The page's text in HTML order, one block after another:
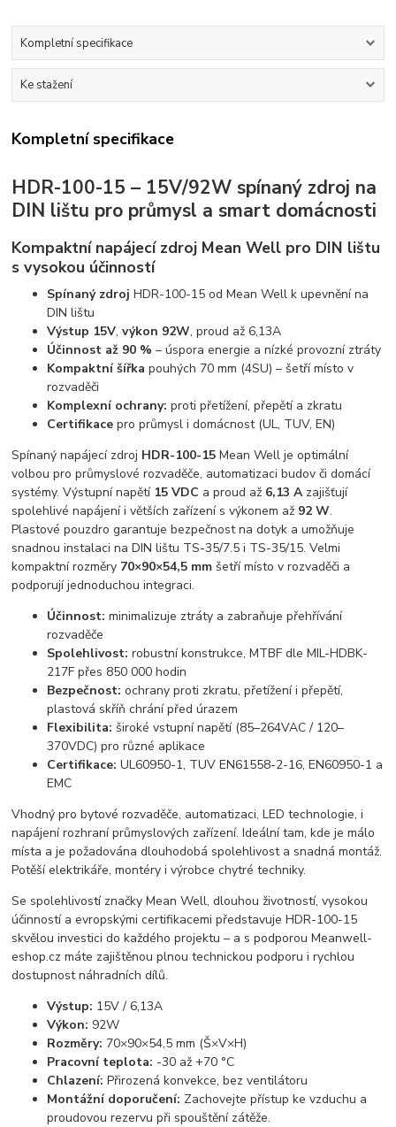
Kompletní specifikace
Ke stažení
Kompletní specifikace
HDR-100-15 – 15V/92W spínaný zdroj na
DIN lištu pro průmysl a smart domácnosti
Kompaktní napájecí zdroj Mean Well pro DIN lištu
s vysokou účinností
Spínaný zdroj HDR-100-15 od Mean Well k upevnění na
DIN lištu
Výstup 15V,výkon 92W, proud až 6,13A
Účinnost až 90 % – úspora energie a nízké provozní ztráty
Kompaktní šířka pouhých 70 mm (4SU) – šetří místo v
rozvaděči
Komplexní ochrany: proti přetížení, přepětí a zkratu
Certifikace pro průmysl i domácnost (UL, TUV, EN)
Spínaný napájecí zdroj HDR-100-15 Mean Well je optimální
volbou pro průmyslové rozvaděče, automatizaci budov či domácí
systémy. Výstupní napětí 15 VDC a proud až 6,13 Azajišťují
spolehlivé napájení i větších zařízení s výkonem až 92 W.
Plastové pouzdro garantuje bezpečnost na dotyk a umožňuje
snadnou instalaci na DIN lištu TS-35/7.5 i TS-35/15. Velmi
kompaktní rozměry 70×90×54,5 mm šetří místo v rozvaděči a
podporují jednoduchou integraci.
Účinnost: minimalizuje ztráty a zabraňuje přehřívání
rozvaděče
Spolehlivost: robustní konstrukce, MTBF dle MIL-HDBK-
217F přes 850 000 hodin
Bezpečnost: ochrany proti zkratu, přetížení i přepětí,
plastová skříň chrání před úrazem
Flexibilita: široké vstupní napětí (85–264VAC / 120–
370VDC) pro různé aplikace
Certifikace: UL60950-1, TUV EN61558-2-16, EN60950-1 a
EMC
Vhodný pro bytové rozvaděče, automatizaci, LED technologie, i
napájení rozhraní průmyslových zařízení. Ideální tam, kde je málo
místa a je požadována dlouhodobá spolehlivost a snadná montáž.
Potěší elektrikáře, montéry i výrobce chytré techniky.
Se spolehlivostí značky Mean Well, dlouhou životností, vysokou
účinností a evropskými certifikacemi představuje HDR-100-15
skvělou investici do každého projektu – a s podporou Meanwell-
eshop.cz máte zajištěnou plnou technickou podporu i rychlou
dostupnost náhradních dílů.
Výstup: 15V / 6,13A
Výkon: 92W
Rozměry: 70×90×54,5 mm (Š×V×H)
Pracovní teplota: -30 až +70 °C
Chlazení: Přirozená konvekce, bez ventilátoru
Montážní doporučení: Zachovejte přístup ke vzduchu a
proudovou rezervu při spouštění zátěže.